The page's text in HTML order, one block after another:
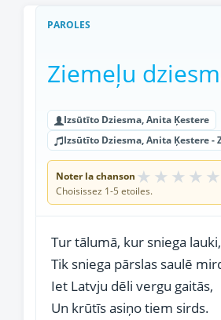
PAROLES
Ziemeļu
Izsūtīto Dziesma, Anita Ķestere
Izsūtīto Dziesma, Anita Ķestere -
Noter la chanson ★ ★ ★ ★ ★
Choisissez 1-5 etoiles.
Tur tālumā, kur sniega lauki,
Tik sniega pārslas saulē
Iet Latvju dēli vergu gaitās,
Un krūtīs asiņo tiem sirds.